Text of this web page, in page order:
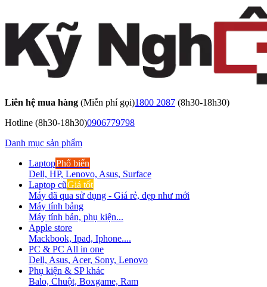
Liên hệ mua hàng (Miễn phí gọi)1800 2087 (8h30-18h30)
Hotline (8h30-18h30)0906779798
Danh mục sản phẩm
LaptopPhổ biến
Dell, HP, Lenovo, Asus, Surface
Laptop cũGiá tốt
Máy đã qua sử dụng - Giá rẻ, đẹp như mới
Máy tính bảng
Máy tính bản, phụ kiện...
Apple store
Mackbook, Ipad, Iphone....
PC & PC All in one
Dell, Asus, Acer, Sony, Lenovo
Phụ kiện & SP khác
Balo, Chuột, Boxgame, Ram